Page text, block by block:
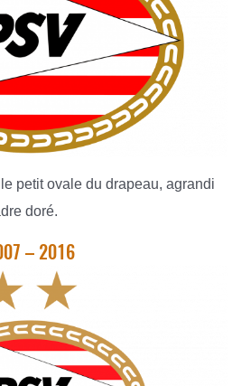
petit ovale du drapeau, agrandi
doré.
– 2016